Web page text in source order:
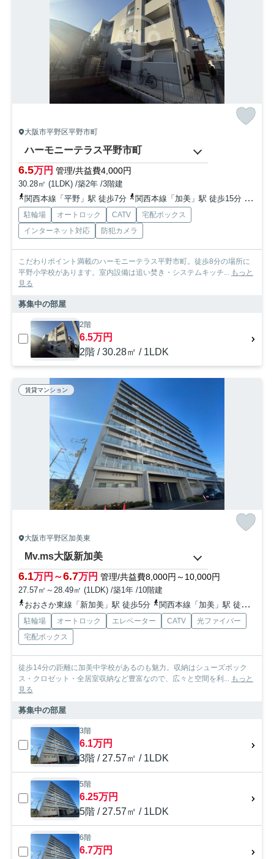
大阪市平野区平野市町
ハーモニーテラス平野市町
6.5万円 管理/共益費4,000円
30.28㎡ (1LDK) /築2年 /3階建
関西本線「平野」駅 徒歩7分
関西本線「加美」駅 徒歩15分 おお
駐輪場 オートロック CATV
宅配ボックス
インターネット対応
防犯カメラ
こだわりポイント満載のハーモニーテラス平野市町。徒歩8分の場所に
平野小学校があります。室内設備は追い焚き・システムキッチ... もっと
見る
募集中の部屋
2階
6.5万円
2階 / 30.28㎡ / 1LDK
賃貸マンション
大阪市平野区加美東
Mv.ms大阪新加美
6.1万円～6.7万円 管理/共益費8,000円～10,000円
27.57㎡～28.49㎡ (1LDK) /築1年 /10階建
おおさか東線「新加美」駅 徒歩5分
関西本線「加美」駅 徒歩7分
駐輪場 オートロック エレベーター CATV
光ファイバー
宅配ボックス
徒歩14分の距離に加美中学校があるのも魅力。収納はシューズボック
ス・クロゼット・全居室収納など豊富なので、広々と空間を利... もっと
見る
募集中の部屋
3階
6.1万円
3階 / 27.57㎡ / 1LDK
5階
6.25万円
5階 / 27.57㎡ / 1LDK
6階
6.7万円